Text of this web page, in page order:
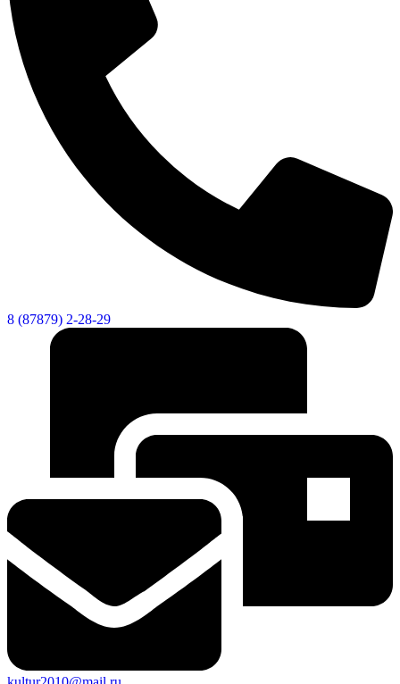
Новости
Газета "Минги Тау"
Виртуальная
приемная
Культурный
код кластера
8 (87879) 2-28-29